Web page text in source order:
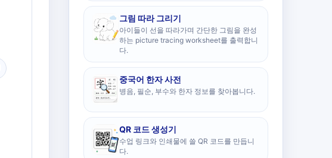
그림 따라 그리기
아이들이 선을 따라가며 간단한 그림을 완성
하는 picture tracing worksheet를 출력합니
다.
중국어 한자 사전
병음, 필순, 부수와 한자 정보를 찾아봅니다.
QR 코드 생성기
수업 링크와 인쇄물에 쓸 QR 코드를 만듭니
다.